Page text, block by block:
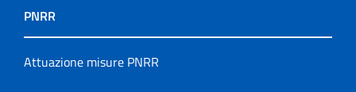
Servizi offerti
PNRR
Attuazione misure PNRR